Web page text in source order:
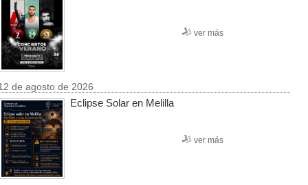
ver más
de agosto de 2026
Eclipse Solar en Melilla
ver más